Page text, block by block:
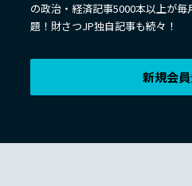
の政治・経済記事5000本以上が
題！財さつJP独自記事も続々！
新規会